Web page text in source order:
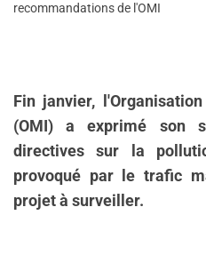
recommandations de l'OMI
Fin janvier,
(OMI) a exprimé son
directives sur la
provoqué par le trafic
projet à surveiller.